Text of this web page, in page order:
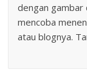
dengan gambar
mencoba
atau blognya.